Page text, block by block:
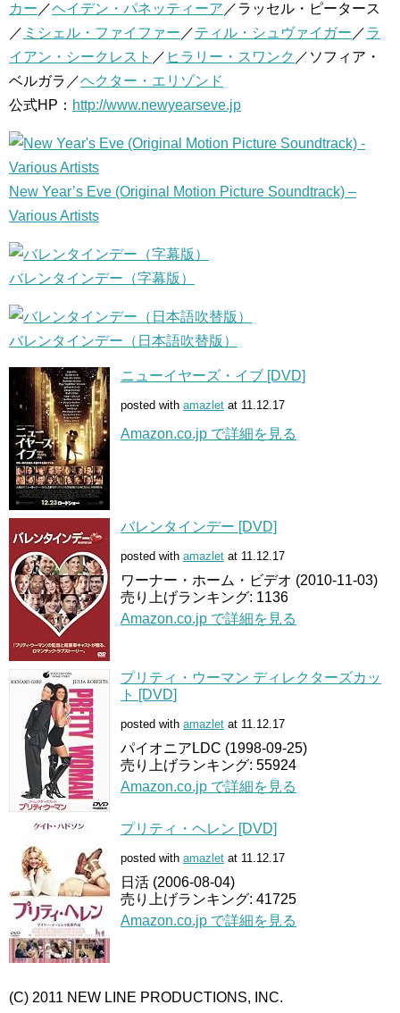
カー ／ヘイデン・パネッティーア ／ラッセル・ピータース
／ ミシェル・ファイファー ／ティル・シュヴァイガー ／ラ
イアン・シークレスト ／ ヒラリー・スワンク ／ソフィア・
ベルガラ／ヘクター・エリゾンド
公式HP： http://www.newyearseve.jp
New Year’s Eve (Original Motion Picture Soundtrack) –
Various Artists
バレンタインデー（字幕版）
バレンタインデー（日本語吹替版）
ニューイヤーズ・イブ [DVD]
posted with amazlet at 11.12.17
Amazon.co.jp で詳細を見る
バレンタインデー [DVD]
posted with amazlet at 11.12.17
ワーナー・ホーム・ビデオ (2010-11-03)
売り上げランキング: 1136
Amazon.co.jp で詳細を見る
プリティ・ウーマン ディレクターズカッ
ト [DVD]
posted with amazlet at 11.12.17
パイオニアLDC (1998-09-25)
売り上げランキング: 55924
Amazon.co.jp で詳細を見る
プリティ・ヘレン [DVD]
posted with amazlet at 11.12.17
日活 (2006-08-04)
売り上げランキング: 41725
Amazon.co.jp で詳細を見る
(C) 2011 NEW LINE PRODUCTIONS, INC.